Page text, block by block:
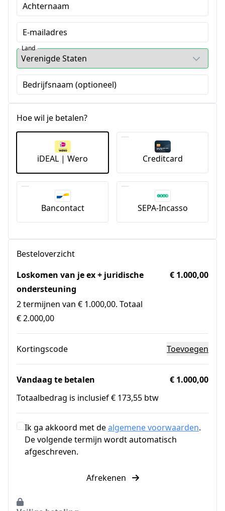
Achternaam
E-mailadres
Land
Bedrijfsnaam (optioneel)
Hoe wil je betalen?
iDEAL | Wero Creditcard
Bancontact SEPA-Incasso
Besteloverzicht
Loskomen van je ex + juridische
ondersteuning
2 termijnen van € 1.000,00. Totaal
€ 2.000,00
€ 1.000,00
Kortingscode Toevoegen
Vandaag te betalen
€ 1.000,00
Totaalbedrag is inclusief € 173,55 btw
Ik ga akkoord met dealgemene voorwaarden.
De volgende termijn wordt automatisch
afgeschreven.
Afrekenen